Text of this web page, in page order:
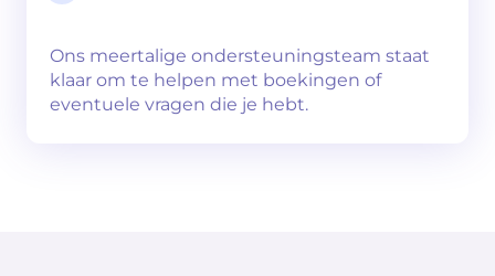
Ons meertalige ondersteuningsteam staat
klaar om te helpen met boekingen of
eventuele vragen die je hebt.